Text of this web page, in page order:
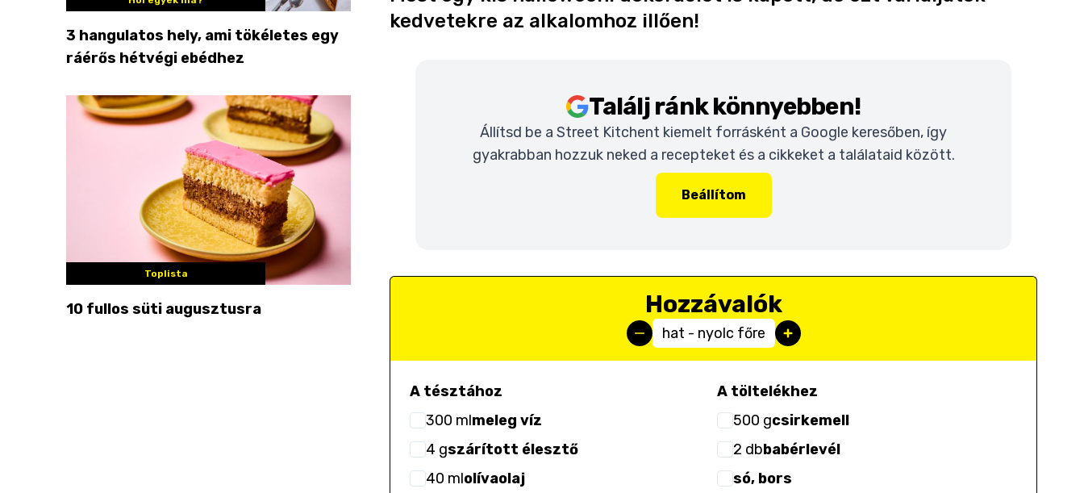
3 hangulatos hely, ami tökéletes egy
ráérős hétvégi ebédhez
Toplista
10 fullos süti augusztusra
kedvetekre az alkalomhoz illően!
Találj ránk könnyebben!
Állítsd be a Street Kitchent kiemelt forrásként a Google keresőben, így
gyakrabban hozzuk neked a recepteket és a cikkeket a találataid között.
Beállítom
Hozzávalók
hat - nyolc főre
A tésztához
300 mlmeleg víz
4 gszárított élesztő
40 mlolívaolaj
A töltelékhez
500 gcsirkemell
2 dbbabérlevél
só, bors